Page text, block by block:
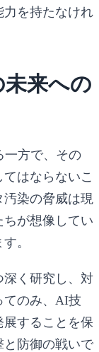
力を持たなけれ
来への
一方で、その
はならないこ
汚染の脅威は現
が想像してい
。
深く研究し、対
てのみ、AI技
することを保
防御の戦いで